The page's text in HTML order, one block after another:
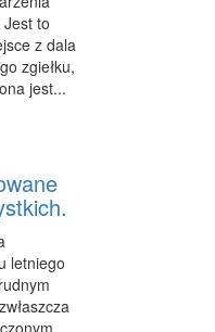
to
z dala
zgiełku,
jest...
letniego